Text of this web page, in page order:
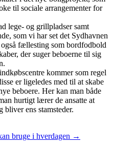
til sociale arrangementer for
lege- og grillpladser samt
som vi har set det Sydhavnen
fællesting som bordfodbold
der suger beboerne til sig
kommer som regel
er ligeledes med til at skabe
beboere. Her kan man både
hurtigt lærer de ansatte at
bliver ens stamsteder.
bruge i hverdagen →